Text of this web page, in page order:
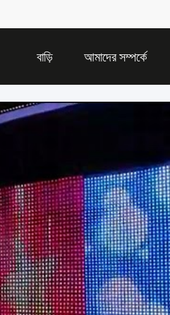
বাড়ি আমাদের সম্পর্কে